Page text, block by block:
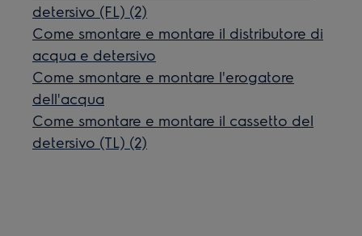
detersivo (FL) (2)
Come smontare e montare il distributore di
acqua e detersivo
Come smontare e montare l'erogatore
dell'acqua
Come smontare e montare il cassetto del
detersivo (TL) (2)